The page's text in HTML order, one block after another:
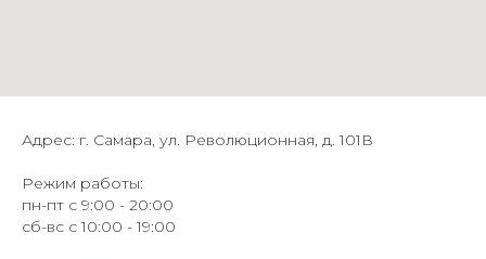
Адрес: г. Самара, ул. Революционная, д. 101В
Режим работы:
пн-пт с 9:00 - 20:00
сб-вс с 10:00 - 19:00